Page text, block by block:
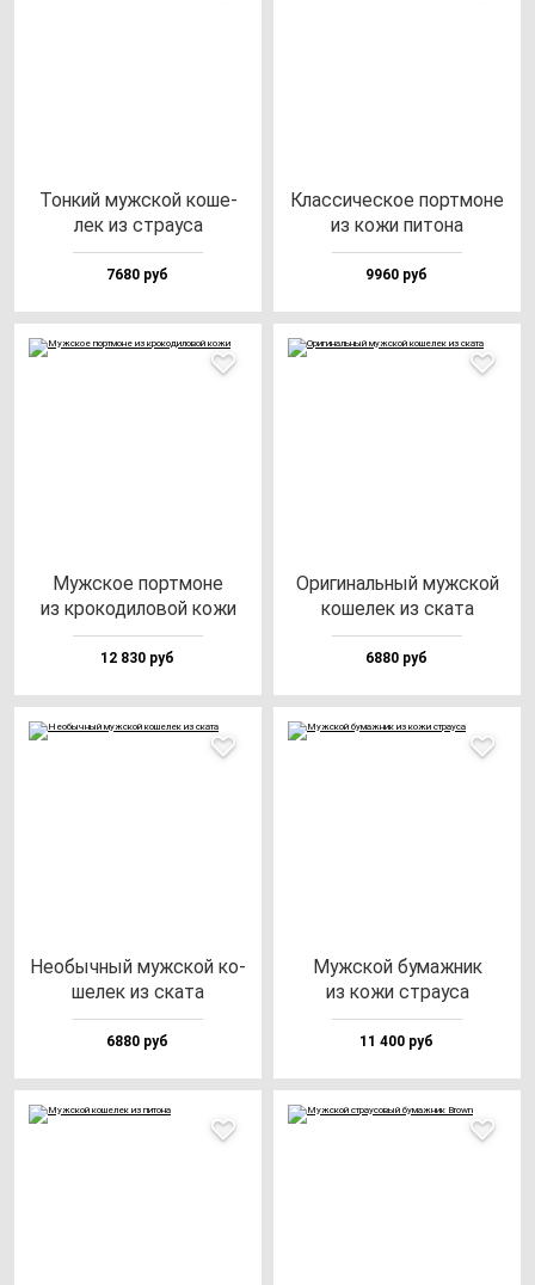
Тон­кий муж­ской ко­ше­
лек из стра­уса
7680 руб
Клас­си­чес­кое пор­тмо­не
из ко­жи пи­то­на
9960 руб
Муж­ское пор­тмо­не
из кро­ко­ди­ло­вой ко­жи
12 830 руб
Ори­ги­наль­ный муж­ской
ко­ше­лек из ска­та
6880 руб
Необыч­ный муж­ской ко­
ше­лек из ска­та
6880 руб
Муж­ской бу­маж­ник
из ко­жи стра­уса
11 400 руб